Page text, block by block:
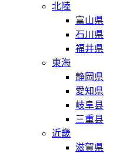
北陸
富山県
石川県
福井県
東海
静岡県
愛知県
岐阜县
三重县
近畿
滋賀県